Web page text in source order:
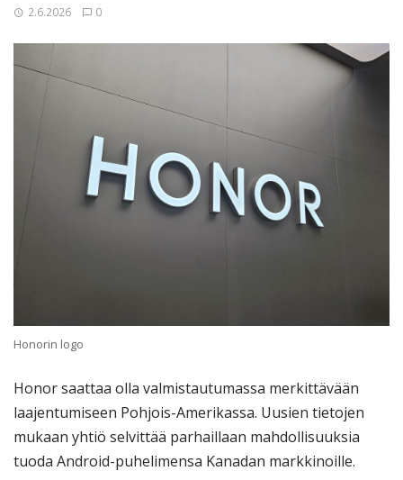
2.6.2026 0
Honorin logo
Honor saattaa olla valmistautumassa merkittävään
laajentumiseen Pohjois-Amerikassa. Uusien tietojen
mukaan yhtiö selvittää parhaillaan mahdollisuuksia
tuoda Android-puhelimensa Kanadan markkinoille.